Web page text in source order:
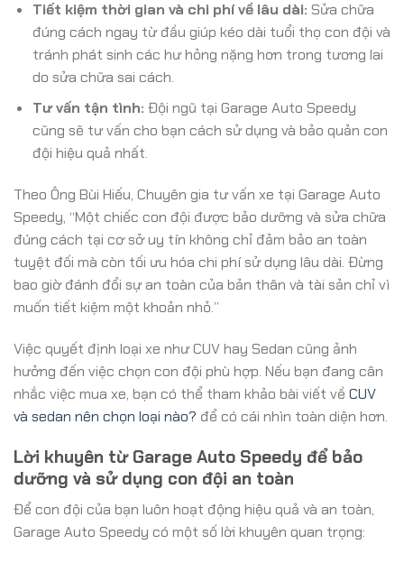
Tiết kiệm thời gian và chi phí về lâu dài: Sửa chữa
đúng cách ngay từ đầu giúp kéo dài tuổi thọ con đội và
tránh phát sinh các hư hỏng nặng hơn trong tương lai
do sửa chữa sai cách.
Tư vấn tận tình: Đội ngũ tại Garage Auto Speedy
cũng sẽ tư vấn cho bạn cách sử dụng và bảo quản con
đội hiệu quả nhất.
Theo Ông Bùi Hiếu, Chuyên gia tư vấn xe tại Garage Auto
Speedy, “Một chiếc con đội được bảo dưỡng và sửa chữa
đúng cách tại cơ sở uy tín không chỉ đảm bảo an toàn
tuyệt đối mà còn tối ưu hóa chi phí sử dụng lâu dài. Đừng
bao giờ đánh đổi sự an toàn của bản thân và tài sản chỉ vì
muốn tiết kiệm một khoản nhỏ.”
Việc quyết định loại xe như CUV hay Sedan cũng ảnh
hưởng đến việc chọn con đội phù hợp. Nếu bạn đang cân
nhắc việc mua xe, bạn có thể tham khảo bài viết về CUV
và sedan nên chọn loại nào? để có cái nhìn toàn diện hơn.
Lời khuyên từ Garage Auto Speedy để bảo
dưỡng và sử dụng con đội an toàn
Để con đội của bạn luôn hoạt động hiệu quả và an toàn,
Garage Auto Speedy có một số lời khuyên quan trọng: